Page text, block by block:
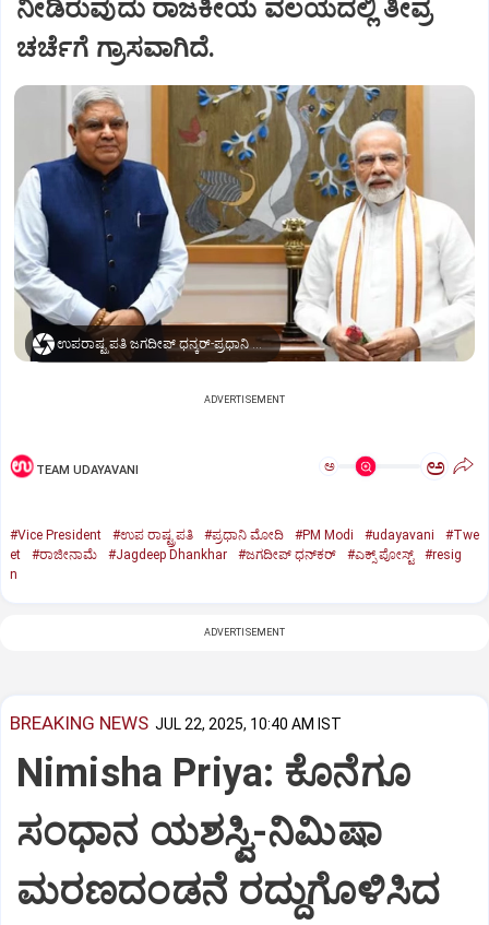
ನೀಡಿರುವುದು ರಾಜಕೀಯ ವಲಯದಲ್ಲಿ ತೀವ್ರ
ಚರ್ಚೆಗೆ ಗ್ರಾಸವಾಗಿದೆ.
ಉಪರಾಷ್ಟ್ರಪತಿ ಜಗದೀಪ್‌ ಧನ್ಕರ್-ಪ್ರಧಾನಿ ಮೋದಿ
ADVERTISEMENT
TEAM UDAYAVANI ಅ ಅ
#Vice President #ಉಪ ರಾಷ್ಟ್ರಪತಿ #ಪ್ರಧಾನಿ ಮೋದಿ #PM Modi #udayavani
#Twe
et
#ರಾಜೀನಾಮೆ #Jagdeep Dhankhar #ಜಗದೀಪ್‌ ಧನ್‌ಕರ್‌ #ಎಕ್ಸ್‌ ಪೋಸ್ಟ್
#resig
n
ADVERTISEMENT
BREAKING NEWS JUL 22, 2025, 10:40 AM IST
Nimisha Priya: ಕೊನೆಗೂ
ಸಂಧಾನ ಯಶಸ್ವಿ-ನಿಮಿಷಾ
ಮರಣದಂಡನೆ ರದ್ದುಗೊಳಿಸಿದ